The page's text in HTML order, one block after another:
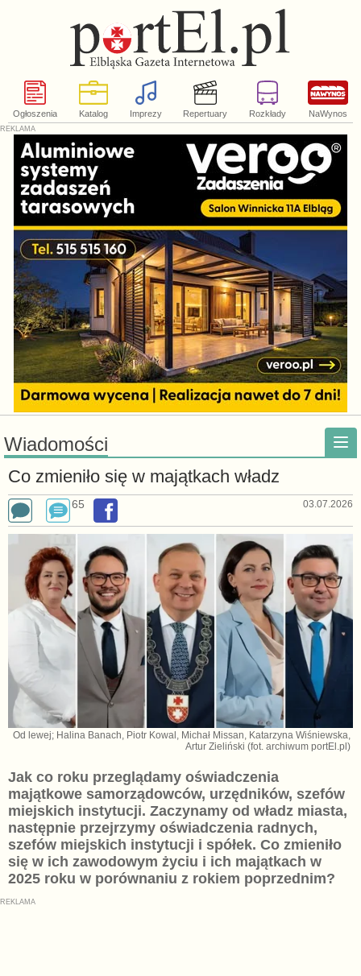
Ogłoszenia Katalog Imprezy Repertuary Rozkłady NaWynos
Wiadomości
Co zmieniło się w majątkach władz
65 03.07.2026
Od lewej; Halina Banach, Piotr Kowal, Michał Missan, Katarzyna Wiśniewska,
Artur Zieliński (fot. archiwum portEl.pl)
Jak co roku przeglądamy oświadczenia
majątkowe samorządowców, urzędników, szefów
miejskich instytucji. Zaczynamy od władz miasta,
następnie przejrzymy oświadczenia radnych,
szefów miejskich instytucji i spółek. Co zmieniło
się w ich zawodowym życiu i ich majątkach w
2025 roku w porównaniu z rokiem poprzednim?